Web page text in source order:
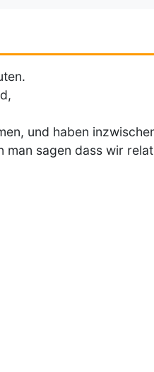
und haben
man sagen dass wir